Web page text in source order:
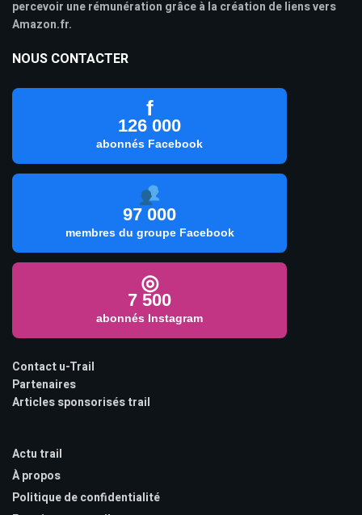
percevoir une rémunération grâce à la création de liens vers
Amazon.fr.
NOUS CONTACTER
f
126 000
abonnés Facebook
97 000
membres du groupe Facebook
◎
7 500
abonnés Instagram
Contact u-Trail
Partenaires
Articles sponsorisés trail
Actu trail
À propos
Politique de confidentialité